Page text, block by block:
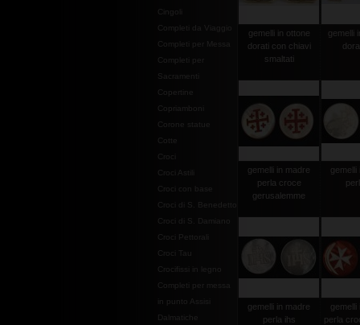
Cingoli
Completi da Viaggio
Completi per Messa
Completi per
Sacramenti
Copertine
Copriamboni
Corone statue
Cotte
Croci
Croci Astili
Croci con base
Croci di S. Benedetto
Croci di S. Damiano
Croci Pettorali
Croci Tau
Crocifissi in legno
Completi per messa
in punto Assisi
Dalmatiche
gemelli in ottone
dorati con chiavi
smaltati
gemelli
gemelli in madre
perla croce
gerusalemme
gemelli in madre
perla ihs
perla